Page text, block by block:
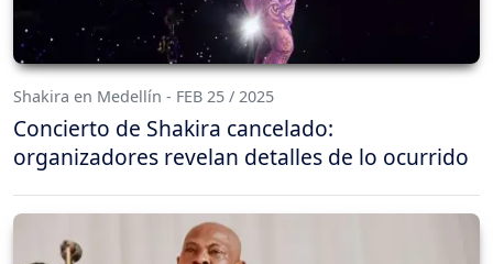
Shakira en Medellín - FEB 25 / 2025
Concierto de Shakira cancelado:
organizadores revelan detalles de lo ocurrido